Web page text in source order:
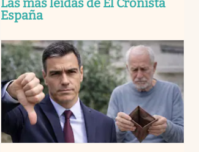
Las más leídas de El Cronista
España